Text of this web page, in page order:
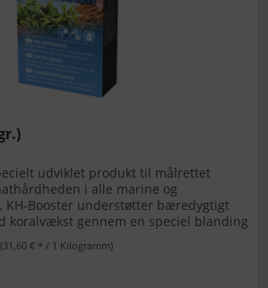
udviklet produkt til målrettet
i alle marine og
KH-Booster understøtter bæredygtigt
koralvækst gennem en speciel blanding
(31,60 € * / 1 Kilogramm)